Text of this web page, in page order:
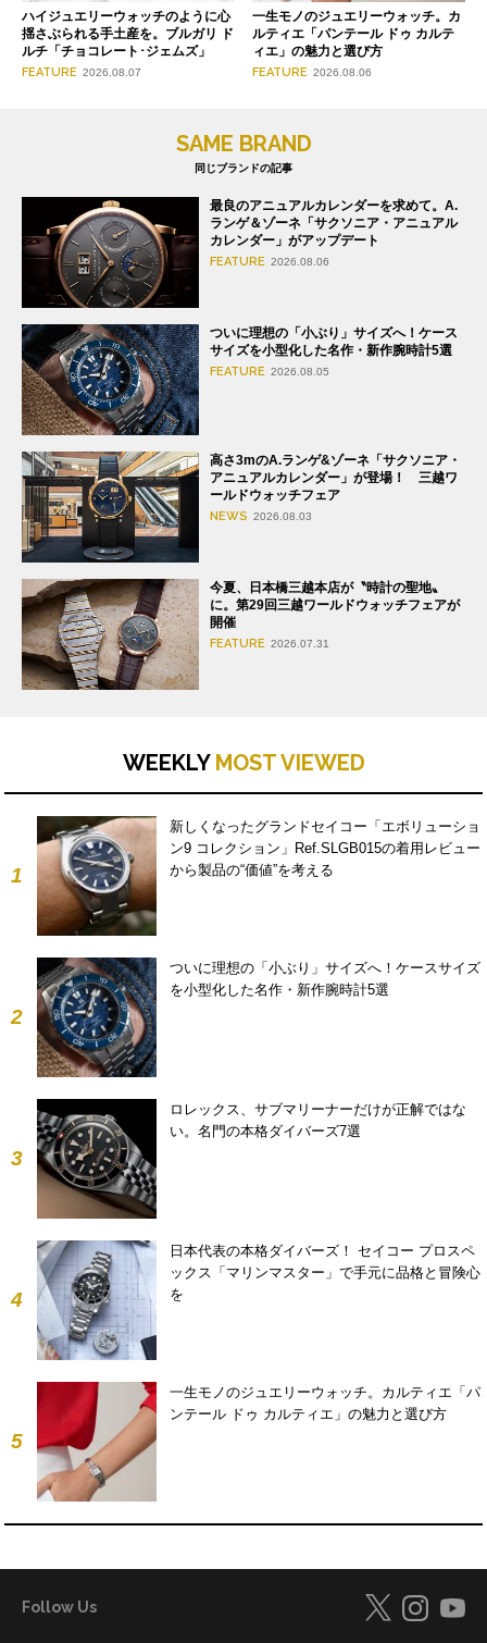
ハイジュエリーウォッチのように心
揺さぶられる手土産を。ブルガリ ド
ルチ「チョコレート･ジェムズ」
FEATURE 2026.08.07
一生モノのジュエリーウォッチ。カ
ルティエ「パンテール ドゥ カルテ
ィエ」の魅力と選び方
FEATURE 2026.08.06
SAME BRAND
同じブランドの記事
最良のアニュアルカレンダーを求めて。A.
ランゲ＆ゾーネ「サクソニア・アニュアル
カレンダー」がアップデート
FEATURE 2026.08.06
ついに理想の「小ぶり」サイズへ！ケース
サイズを小型化した名作・新作腕時計5選
FEATURE 2026.08.05
高さ3mのA.ランゲ&ゾーネ「サクソニア・
アニュアルカレンダー」が登場！ 三越ワ
ールドウォッチフェア
NEWS 2026.08.03
今夏、日本橋三越本店が〝時計の聖地〟
に。第29回三越ワールドウォッチフェアが
開催
FEATURE 2026.07.31
WEEKLY MOST VIEWED
1
新しくなったグランドセイコー「エボリューショ
ン9 コレクション」Ref.SLGB015の着用レビュー
から製品の“価値”を考える
2
ついに理想の「小ぶり」サイズへ！ケースサイズ
を小型化した名作・新作腕時計5選
3
ロレックス、サブマリーナーだけが正解ではな
い。名門の本格ダイバーズ7選
4
日本代表の本格ダイバーズ！ セイコー プロスペ
ックス「マリンマスター」で手元に品格と冒険心
を
5
一生モノのジュエリーウォッチ。カルティエ「パ
ンテール ドゥ カルティエ」の魅力と選び方
Follow Us